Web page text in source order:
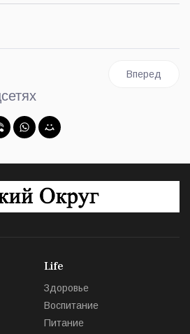
«Сказочный Град Томилино»Следующий:
Вперед
Life
Здоровье
Воспитание
Питание